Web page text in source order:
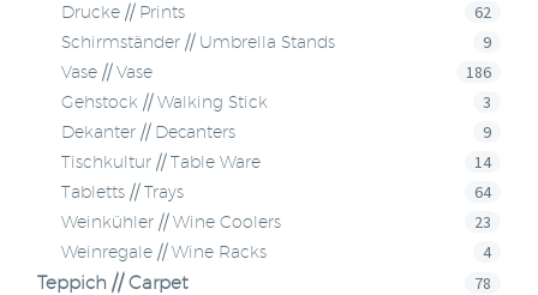
Drucke // Prints 62
Schirmständer // Umbrella Stands 9
Vase // Vase 186
Gehstock // Walking Stick 3
Dekanter // Decanters 9
Tischkultur // Table Ware 14
Tabletts // Trays 64
Weinkühler // Wine Coolers 23
Weinregale // Wine Racks 4
Teppich // Carpet 78